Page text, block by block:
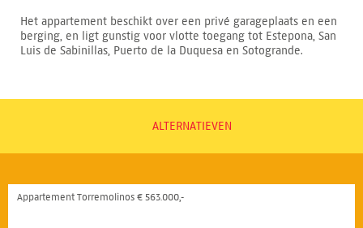
Het appartement beschikt over een privé garageplaats en een
berging, en ligt gunstig voor vlotte toegang tot Estepona, San
Luis de Sabinillas, Puerto de la Duquesa en Sotogrande.
ALTERNATIEVEN
Appartement Torremolinos € 563.000,-